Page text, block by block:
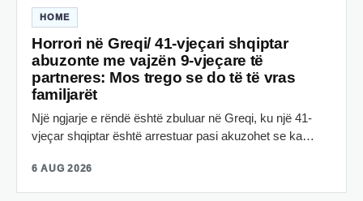
HOME
Horrori në Greqi/ 41-vjeçari shqiptar
abuzonte me vajzën 9-vjeçare të
partneres: Mos trego se do të të vras
familjarët
Një ngjarje e rëndë është zbuluar në Greqi, ku një 41-
vjeçar shqiptar është arrestuar pasi akuzohet se ka…
6 AUG 2026